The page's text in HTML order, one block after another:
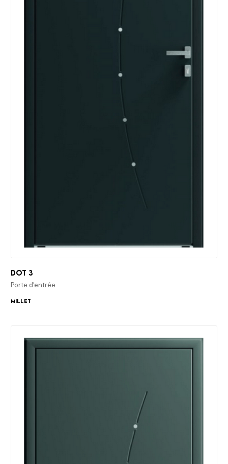
Dot 3
Porte d'entrée
Millet